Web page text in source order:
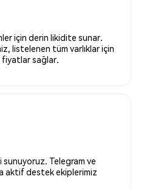
için derin likidite sunar.
listelenen tüm varlıklar için
fiyatlar sağlar.
Telegram ve
aktif destek ekiplerimiz